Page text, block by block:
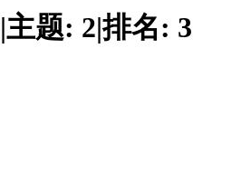
|主题: 2|排名: 3